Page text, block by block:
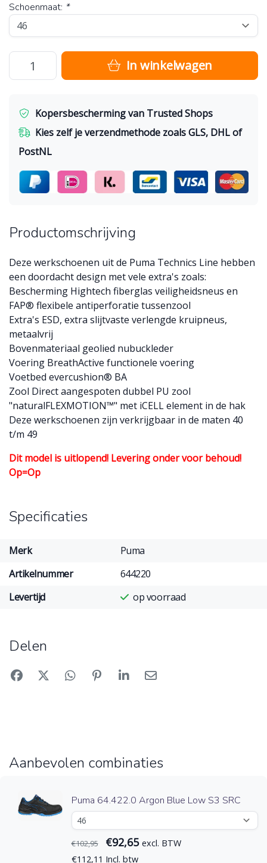
Schoenmaat: *
In winkelwagen
Kopersbescherming van Trusted Shops
Kies zelf je verzendmethode zoals GLS, DHL of
PostNL
Productomschrijving
Deze werkschoenen uit de Puma Technics Line hebben
een doordacht design met vele extra's zoals:
Bescherming Hightech fiberglas veiligheidsneus en
FAP® flexibele antiperforatie tussenzool
Extra's ESD, extra slijtvaste verlengde kruipneus,
metaalvrij
Bovenmateriaal geolied nubuckleder
Voering BreathActive functionele voering
Voetbed evercushion® BA
Zool Direct aangespoten dubbel PU zool
"naturalFLEXMOTION™" met iCELL element in de hak
Deze werkschoenen zijn verkrijgbaar in de maten 40
t/m 49
Dit model is uitlopend! Levering onder voor behoud!
Op=Op
Specificaties
Merk
Puma
Artikelnummer
644220
Levertijd
op voorraad
Delen
Aanbevolen combinaties
Puma 64.422.0 Argon Blue Low S3 SRC
€102,95 €92,65 excl. BTW
€112,11 Incl. btw